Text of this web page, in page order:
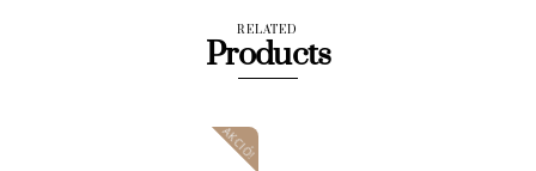
RELATED
Products
AKCIÓ!